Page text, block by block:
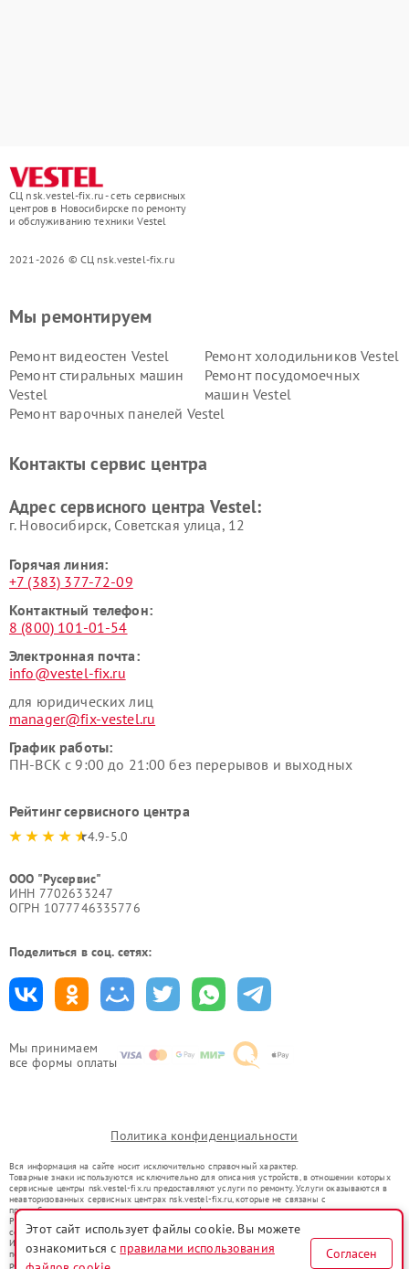
СЦ nsk.vestel-fix.ru - сеть сервисных
центров в Новосибирске по ремонту
и обслуживанию техники Vestel
2021-2026 © СЦ nsk.vestel-fix.ru
Мы принимаем
все формы оплаты
Мы ремонтируем
Ремонт видеостен Vestel
Ремонт холодильников Vestel
Ремонт стиральных машин
Vestel
Ремонт посудомоечных
машин Vestel
Ремонт варочных панелей Vestel
Контакты сервис центра
Адрес сервисного центра Vestel:
г. Новосибирск, Советская улица, 12
Горячая линия:
+7 (383) 377-72-09
Контактный телефон:
8 (800) 101-01-54
Электронная почта:
info@vestel-fix.ru
для юридических лиц
manager@fix-vestel.ru
График работы:
ПН-ВСК с 9:00 до 21:00 без перерывов и выходных
Рейтинг сервисного центра
4.9-5.0
ООО "Русервис"
ИНН 7702633247
ОГРН 1077746335776
Поделиться в соц. сетях:
Политика конфиденциальности
Вся информация на сайте носит исключительно справочный характер.
Товарные знаки используются исключительно для описания устройств, в отношении которых
сервисные центры nsk.vestel-fix.ru предоставляют услуги по ремонту. Услуги оказываются в
неавторизованных сервисных центрах nsk.vestel-fix.ru, которые не связаны с
правообладателями товарных знаков или их официальными представителями.
Ремонт осуществляется для устройств, уже введенных в гражданский оборот в соответствии
со статьей 1487 ГК РФ.
Использование товарных знаков не преследует цели индивидуализации услуг или введения
потребителей в заблуждение, а служит для информирования о предоставляемых услугах по
ремонту техники указанных брендов.
Этот сайт использует файлы cookie. Вы можете
ознакомиться с правилами использования
Согласен